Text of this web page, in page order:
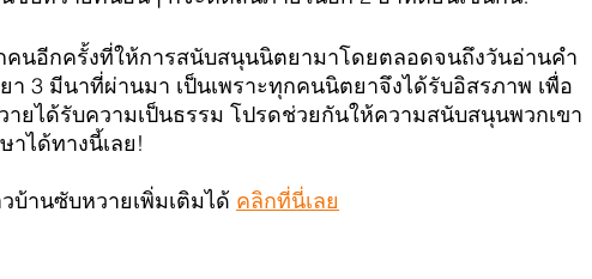
นอีกครั้งที่ให้การสนับสนุนนิตยามาโดยตลอดจนถึงวันอ่านคำ
3 มีนาที่ผ่านมา เป็นเพราะทุกคนนิตยาจึงได้รับอิสรภาพ เพื่อ
ยได้รับความเป็นธรรม โปรดช่วยกันให้ความสนับสนุนพวกเขา
ได้ทางนี้เลย!
บ้านซับหวายเพิ่มเติมได้ คลิกที่นี่เลย